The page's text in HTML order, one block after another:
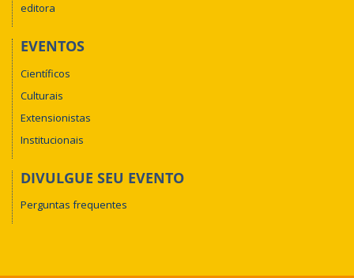
editora
EVENTOS
Científicos
Culturais
Extensionistas
Institucionais
DIVULGUE SEU EVENTO
Perguntas frequentes